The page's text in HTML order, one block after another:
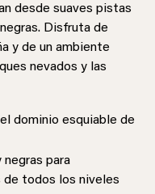
desde suaves pistas
Disfruta de
y de un ambiente
nevados y las
dominio esquiable de
negras para
de todos los niveles